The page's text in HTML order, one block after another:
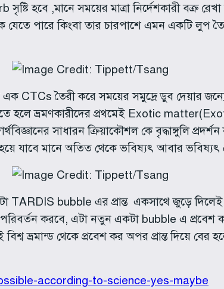
হবে ,মানে সময়ের মাত্রা নির্দেশকারী বক্র
পারে কিংবা তার চারপাশে এমন একটি লুপ
CTCs তৈরী করে সময়ের সমুদ্রে ডুব দেয়ার
ভ্রমণকারীদের প্রথমেই Exotic
সাধারন ক্রিয়াকৌশল কে বৃদ্ধাঙ্গুলি
যাবে মানে অতিত থেকে ভবিষ্যৎ আবার
bubble এর প্রান্ত একসাথে জুড়ে দিলেই
করবে, এটা নতুন একটা bubble এ প্রবেশ
ভ্রমান্ড থেকে প্রবেশ কর অপর প্রান্ত দিয়ে
according-to-science-yes-maybe